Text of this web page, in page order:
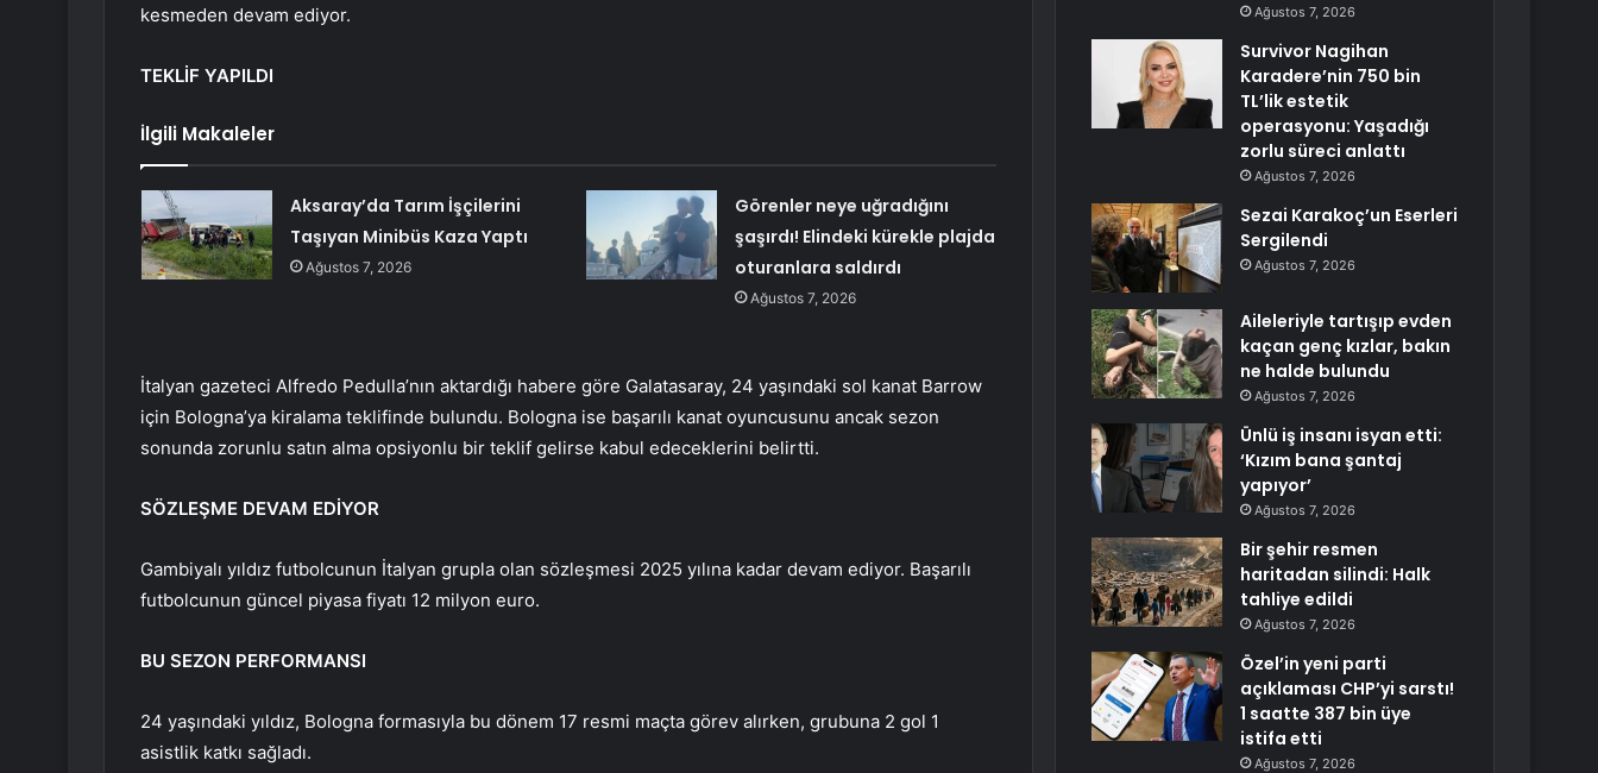
kesmeden devam ediyor.
TEKLİF YAPILDI
İlgili Makaleler
Aksaray’da Tarım İşçilerini
Taşıyan Minibüs Kaza Yaptı
Ağustos 7, 2026
Görenler neye uğradığını
şaşırdı! Elindeki kürekle plajda
oturanlara saldırdı
Ağustos 7, 2026
İtalyan gazeteci Alfredo Pedulla’nın aktardığı habere göre Galatasaray, 24 yaşındaki sol kanat Barrow
için Bologna’ya kiralama teklifinde bulundu. Bologna ise başarılı kanat oyuncusunu ancak sezon
sonunda zorunlu satın alma opsiyonlu bir teklif gelirse kabul edeceklerini belirtti.
SÖZLEŞME DEVAM EDİYOR
Gambiyalı yıldız futbolcunun İtalyan grupla olan sözleşmesi 2025 yılına kadar devam ediyor. Başarılı
futbolcunun güncel piyasa fiyatı 12 milyon euro.
BU SEZON PERFORMANSI
24 yaşındaki yıldız, Bologna formasıyla bu dönem 17 resmi maçta görev alırken, grubuna 2 gol 1
asistlik katkı sağladı.
Ağustos 7, 2026
Survivor Nagihan
Karadere’nin 750 bin
TL’lik estetik
operasyonu: Yaşadığı
zorlu süreci anlattı
Ağustos 7, 2026
Sezai Karakoç’un Eserleri
Sergilendi
Ağustos 7, 2026
Aileleriyle tartışıp evden
kaçan genç kızlar, bakın
ne halde bulundu
Ağustos 7, 2026
Ünlü iş insanı isyan etti:
‘Kızım bana şantaj
yapıyor’
Ağustos 7, 2026
Bir şehir resmen
haritadan silindi: Halk
tahliye edildi
Ağustos 7, 2026
Özel’in yeni parti
açıklaması CHP’yi sarstı!
1 saatte 387 bin üye
istifa etti
Ağustos 7, 2026